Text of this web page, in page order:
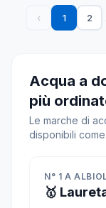
‹ 1 2
Acqua a
più
Le marche di
disponibili
N° 1 A
🥇